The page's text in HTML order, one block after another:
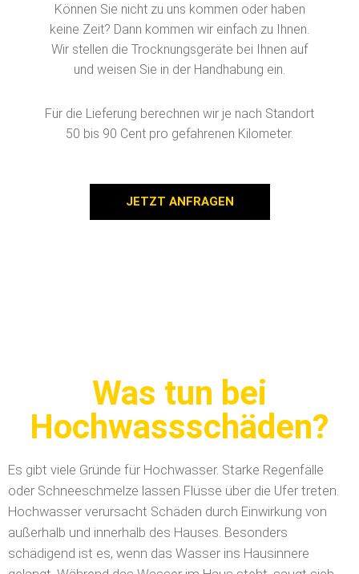
Können Sie nicht zu uns kommen oder haben
keine Zeit? Dann kommen wir einfach zu Ihnen.
Wir stellen die Trocknungsgeräte bei Ihnen auf
und weisen Sie in der Handhabung ein.
Für die Lieferung berechnen wir je nach Standort
50 bis 90 Cent pro gefahrenen Kilometer.
JETZT ANFRAGEN
Was tun bei
Hochwassschäden?
Es gibt viele Gründe für Hochwasser. Starke Regenfälle
oder Schneeschmelze lassen Flüsse über die Ufer treten.
Hochwasser verursacht Schäden durch Einwirkung von
außerhalb und innerhalb des Hauses. Besonders
schädigend ist es, wenn das Wasser ins Hausinnere